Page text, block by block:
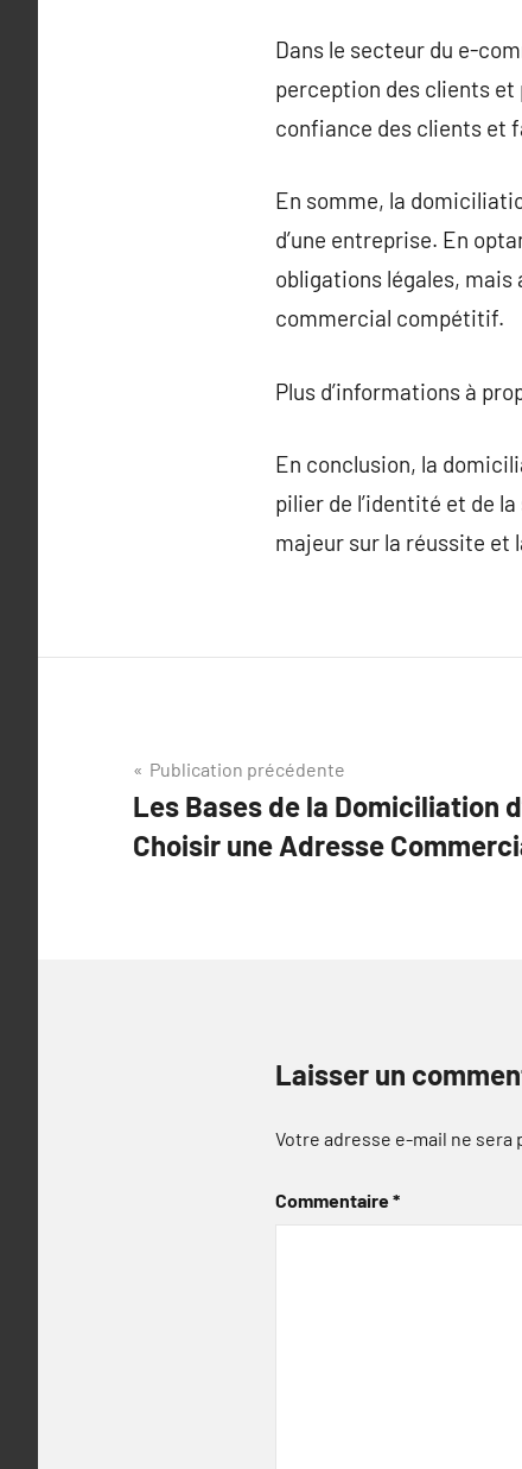
Dans le secteur du e-
perception des clients et
confiance des clients et
En somme, la
d’une entreprise. En
obligations légales,
commercial compétitif.
Plus d’informations à
En conclusion, la
pilier de l’identité et de
majeur sur la réussite et
Navigation
de
l’article
Publication précédente
Les Bases de la Domiciliation
Choisir une Adresse
Laisser un
Votre adresse e-mail ne sera
Commentaire*